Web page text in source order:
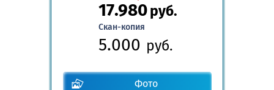
17.980руб.
Скан-копия
5.000 руб.
Фото